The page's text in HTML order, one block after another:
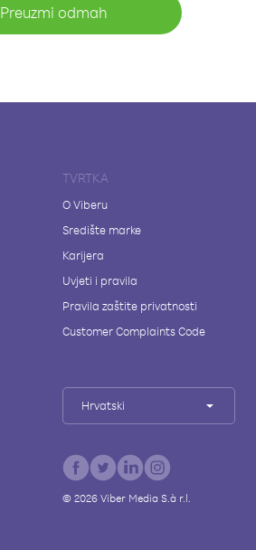
Preuzmi odmah
TVRTKA
O Viberu
Središte marke
Karijera
Uvjeti i pravila
Pravila zaštite privatnosti
Customer Complaints Code
Hrvatski
© 2026Viber Media S.à r.l.